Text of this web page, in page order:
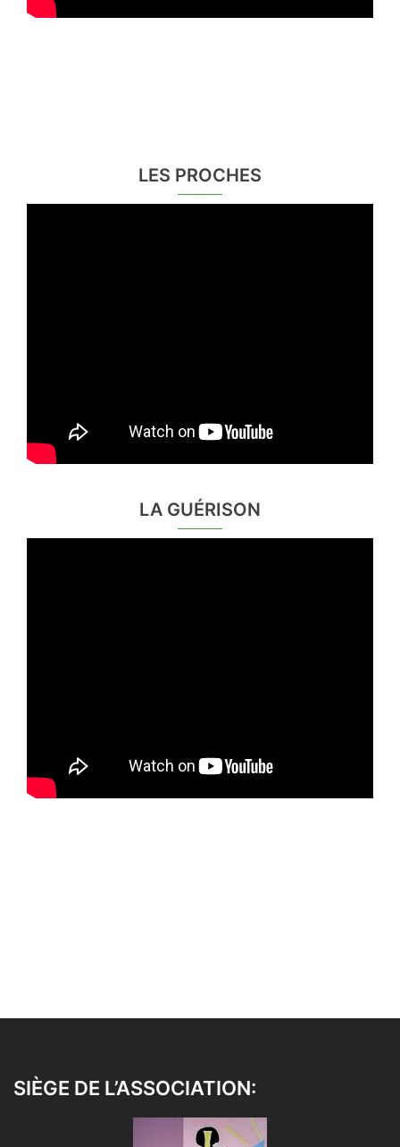
LES PROCHES
LA GUÉRISON
SIÈGE DE L’ASSOCIATION: